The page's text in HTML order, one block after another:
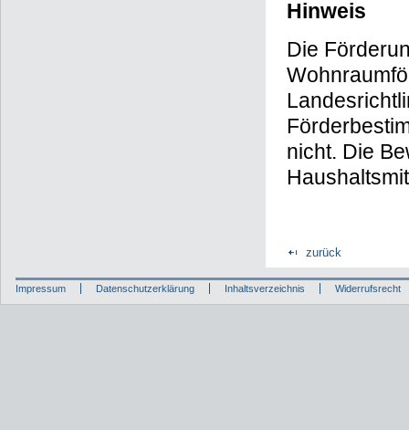
Hinweis
Die
nicht. Die
zurück
Impressum Datenschutzerklärung Inhaltsverzeichnis Widerrufsrecht